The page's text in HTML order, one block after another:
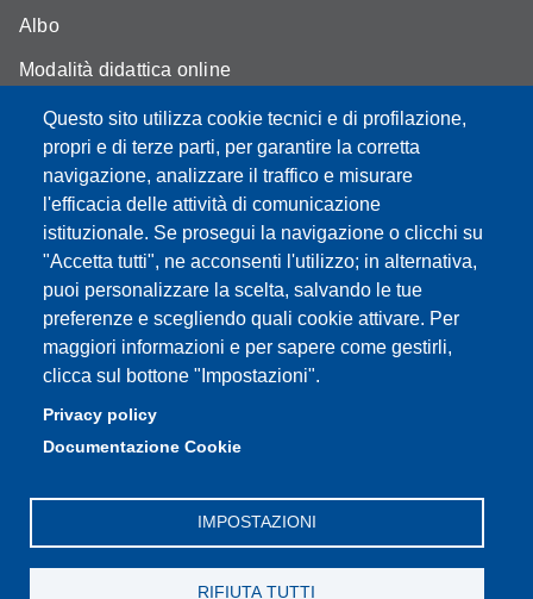
Questo sito utilizza cookie tecnici e di profilazione,
propri e di terze parti, per garantire la corretta
navigazione, analizzare il traffico e misurare
l'efficacia delle attività di comunicazione
istituzionale. Se prosegui la navigazione o clicchi su
"Accetta tutti", ne acconsenti l'utilizzo; in alternativa,
puoi personalizzare la scelta, salvando le tue
preferenze e scegliendo quali cookie attivare. Per
maggiori informazioni e per sapere come gestirli,
clicca sul bottone "Impostazioni".
Privacy policy
Documentazione Cookie
IMPOSTAZIONI
RIFIUTA TUTTI
Albo
Modalità didattica online
Segreteria studenti
Assicurazione qualità
Partita IVA: 00427620364
Dipartimento di Educazione e Scienze Umane
Sede: Viale Timavo 93 - 42121 Reggio nell'Emilia
Area Didattica: didattica.desu@unimore.it
Segreteria: segreteria.educazione@unimore.it
Telefono: 0522/523611 (portineria)